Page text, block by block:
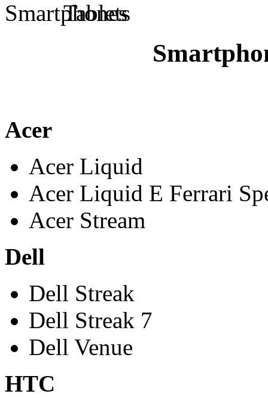
Acer
Acer Liquid
Acer Liquid E Ferrari
Acer Stream
Dell
Dell Streak
Dell Streak 7
Dell Venue
HTC